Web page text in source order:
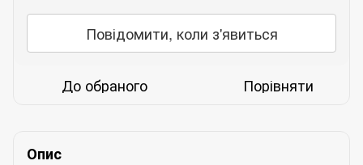
Повідомити, коли з'явиться
До обраного Порівняти
Опис